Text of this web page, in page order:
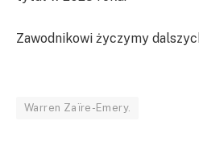
Zawodnikowi życzymy
Warren Zaïre-Emery.